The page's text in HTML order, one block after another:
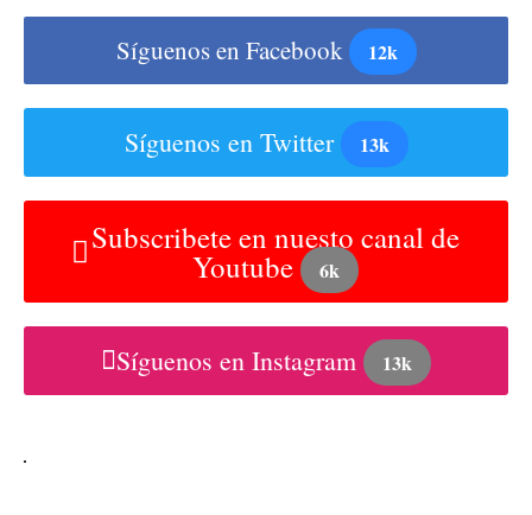
Síguenos en Facebook 12k
Síguenos en Twitter 13k
Subscribete en nuesto canal de
Youtube 6k
Síguenos en Instagram 13k